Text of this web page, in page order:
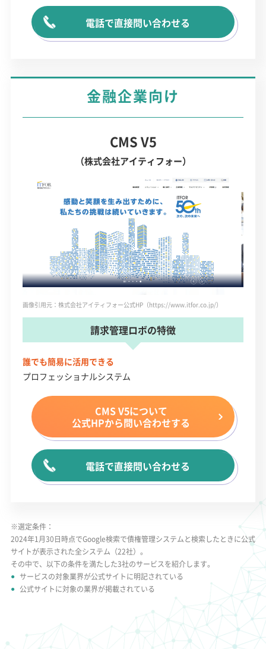
電話で直接問い合わせる
金融企業向け
CMS V5
（株式会社アイティフォー）
画像引用元：株式会社アイティフォー公式HP（https://www.itfor.co.jp/）
請求管理ロボの特徴
誰でも簡易に活用できる
プロフェッショナルシステム
CMS V5について
公式HPから問い合わせする
電話で直接問い合わせる
※選定条件：
2024年1月30日時点でGoogle検索で債権管理システムと検索したときに公式
サイトが表示された全システム（22社）。
その中で、以下の条件を満たした3社のサービスを紹介します。
サービスの対象業界が公式サイトに明記されている
公式サイトに対象の業界が掲載されている